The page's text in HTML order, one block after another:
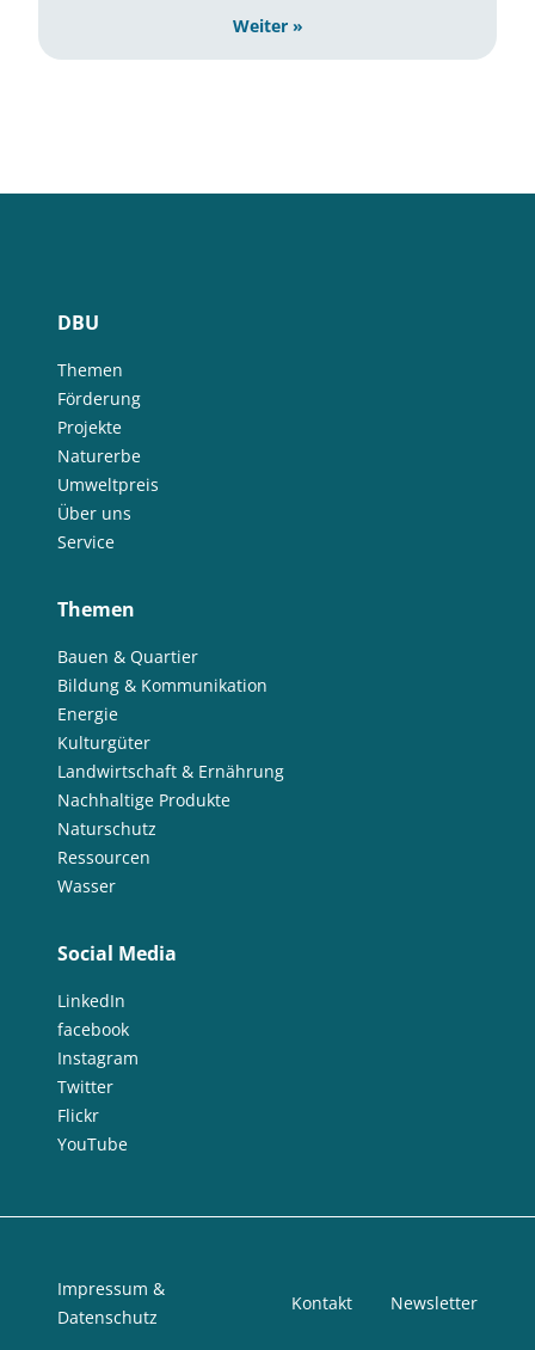
Weiter »
DBU
Themen
Förderung
Projekte
Naturerbe
Umweltpreis
Über uns
Service
Themen
Bauen & Quartier
Bildung & Kommunikation
Energie
Kulturgüter
Landwirtschaft & Ernährung
Nachhaltige Produkte
Naturschutz
Ressourcen
Wasser
Social Media
LinkedIn
facebook
Instagram
Twitter
Flickr
YouTube
Impressum &
Datenschutz
Kontakt Newsletter